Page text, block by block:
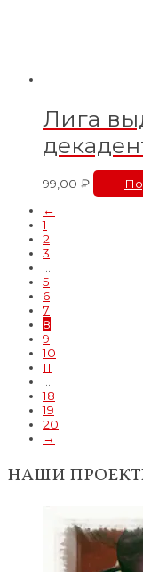
Лига
99,00 ₽
←
1
2
3
5
6
7
8
9
10
11
18
19
20
→
НАШИ